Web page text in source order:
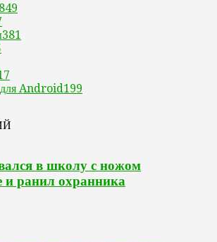
381
Android199
в школу с ножом
ранил охранника